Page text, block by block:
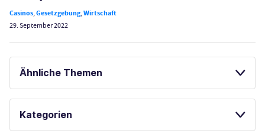
Casinos,Gesetzgebung,Wirtschaft
29. September 2022
Ähnliche Themen
ONLINE POKER BESTE ONLINE CASINOS
SPIELAUTOMATEN ONLINE SPIELEN
Kategorien